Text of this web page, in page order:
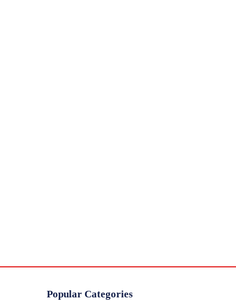
Popular Categories